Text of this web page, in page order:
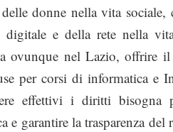
donne nella vita
e della rete nella
ovunque nel Lazio,
per corsi di informatica e
effettivi i diritti bisogna
e garantire la trasparenza